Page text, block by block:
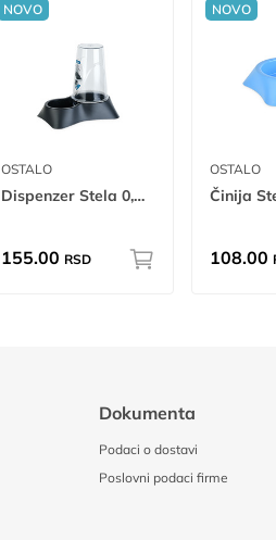
NOVO
OSTALO
Dispenzer Stela 0,65L W
155.00 RSD
NOVO
OSTALO
Činija
108.00
Dokumenta
Podaci o dostavi
Poslovni podaci firme